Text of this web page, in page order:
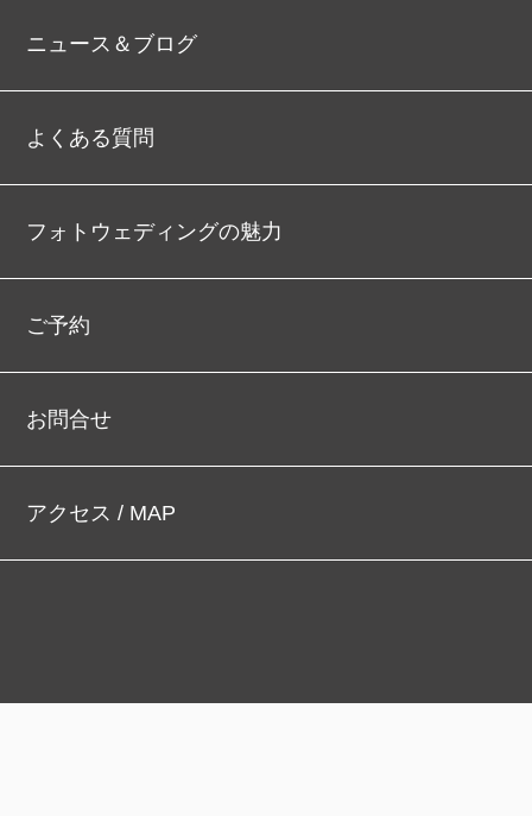
ニュース＆ブログ
よくある質問
フォトウェディングの魅力
ご予約
お問合せ
アクセス / MAP